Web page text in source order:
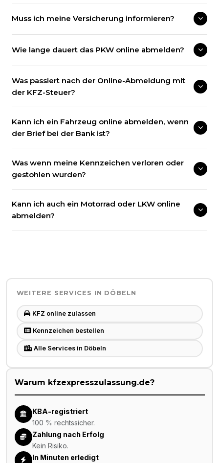
Muss ich meine Versicherung informieren?
Wie lange dauert das PKW online abmelden?
Was passiert nach der Online-Abmeldung mit
der KFZ-Steuer?
Kann ich ein Fahrzeug online abmelden, wenn
der Brief bei der Bank ist?
Was wenn meine Kennzeichen verloren oder
gestohlen wurden?
Kann ich auch ein Motorrad oder LKW online
abmelden?
WEITERE SERVICES IN DÖBELN
KFZ online zulassen
Kennzeichen bestellen
Alle Services in Döbeln
Warum kfzexpresszulassung.de?
KBA-registriert
100 % rechtssicher.
Zahlung nach Erfolg
Kein Risiko.
In Minuten erledigt